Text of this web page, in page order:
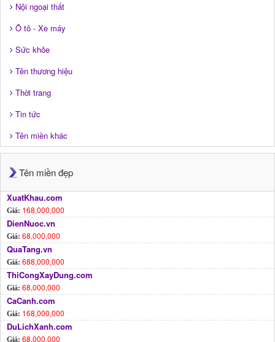
Nội ngoại thất
Ô tô - Xe máy
Sức khỏe
Tên thương hiệu
Thời trang
Tin tức
Tên miền khác
Tên miền đẹp
XuatKhau.com
Giá: 168,000,000
DienNuoc.vn
Giá: 68,000,000
QuaTang.vn
Giá: 688,000,000
ThiCongXayDung.com
Giá: 68,000,000
CaCanh.com
Giá: 168,000,000
DuLichXanh.com
Giá: 68,000,000